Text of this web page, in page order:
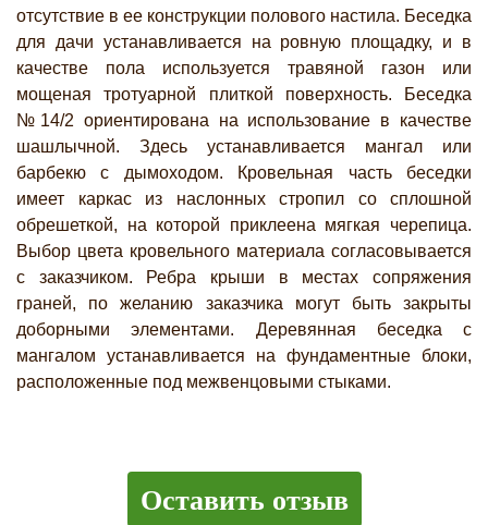
отсутствие в ее конструкции полового настила. Беседка
для дачи устанавливается на ровную площадку, и в
качестве пола используется травяной газон или
мощеная тротуарной плиткой поверхность. Беседка
№14/2 ориентирована на использование в качестве
шашлычной. Здесь устанавливается мангал или
барбекю с дымоходом. Кровельная часть беседки
имеет каркас из наслонных стропил со сплошной
обрешеткой, на которой приклеена мягкая черепица.
Выбор цвета кровельного материала согласовывается
с заказчиком. Ребра крыши в местах сопряжения
граней, по желанию заказчика могут быть закрыты
доборными элементами. Деревянная беседка с
мангалом устанавливается на фундаментные блоки,
расположенные под межвенцовыми стыками.
Оставить отзыв